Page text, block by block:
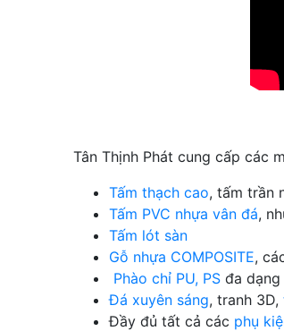
Tân Thịnh Phát cung cấp các
Tấm thạch cao, tấm trần
Tấm PVC nhựa vân đá,
Tấm lót sàn
Gỗ nhựa COMPOSITE,
Phào chỉ PU, PS đa dạng
Đá xuyên sáng, tranh 3D,
Đầy đủ tất cả các phụ